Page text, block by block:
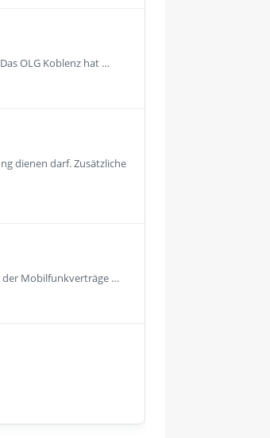
OLG Koblenz hat …
dienen darf. Zusätzliche
der Mobilfunkverträge …